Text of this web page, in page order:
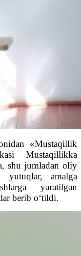
«Mustaqillik
Mustaqillikka
shu jumladan oliy
yutuqlar, amalga
yaratilgan
berib o‘tildi.